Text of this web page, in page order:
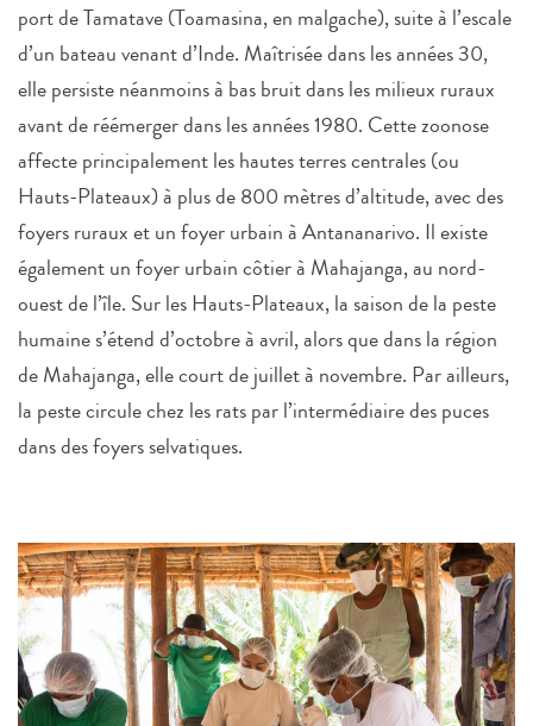
port de Tamatave (Toamasina, en malgache), suite à l’escale
d’un bateau venant d’Inde. Maîtrisée dans les années 30,
elle persiste néanmoins à bas bruit dans les milieux ruraux
avant de réémerger dans les années 1980. Cette zoonose
affecte principalement les hautes terres centrales (ou
Hauts-Plateaux) à plus de 800 mètres d’altitude, avec des
foyers ruraux et un foyer urbain à Antananarivo. Il existe
également un foyer urbain côtier à Mahajanga, au nord-
ouest de l’île. Sur les Hauts-Plateaux, la saison de la peste
humaine s’étend d’octobre à avril, alors que dans la région
de Mahajanga, elle court de juillet à novembre. Par ailleurs,
la peste circule chez les rats par l’intermédiaire des puces
dans des foyers selvatiques.